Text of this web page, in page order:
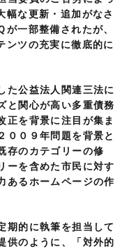
幅な更新・追加がなさ
一部整備されたが、
ンツの充実に徹底的に
た公益法人関連三法に
と関心が高い多重債務
正を背景に注目が集ま
００９年問題を背景と
存のカテゴリーの修
ーを含めた市民に対す
あるホームページの作
期的に執筆を担当して
供のように、「対外的